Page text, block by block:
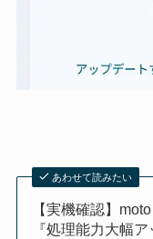
あわせて読みたい
【実機確認】
『処理能力大幅